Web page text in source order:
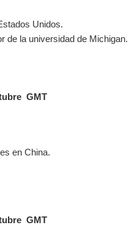
Unidos.
de la universidad de Michigan.
GMT
en China.
GMT